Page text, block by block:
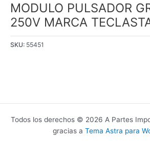
MODULO PULSADOR
250V MARCA
SKU: 55451
Todos los derechos © 2026 A Partes
gracias a Tema Astra para